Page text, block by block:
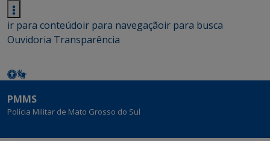
ir para conteúdoir para navegaçãoir para busca
Ouvidoria Transparência
PMMS
Polícia Militar de Mato Grosso do Sul